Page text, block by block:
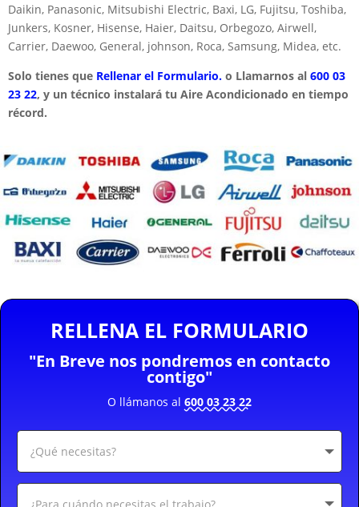
Daikin, Panasonic, Mitsubishi Electric, Baxi, LG, Fujitsu, Toshiba,
Junkers, Kosner, Hisense, Haier, Daitsu, Orbegozo, Airwell,
Carrier, Daewoo, General, johnson, Roca, Samsung, Midea, etc.
Solo tienes que Rellenar el Formulario. o Llamarnos al 600 03
23 22, y un técnico instalará tu Aire Acondicionado en tiempo
récord.
RELLENA EL FORMULARIO
"En Breve nos pondremos en contacto
contigo"
O llámanos al 600 03 23 22